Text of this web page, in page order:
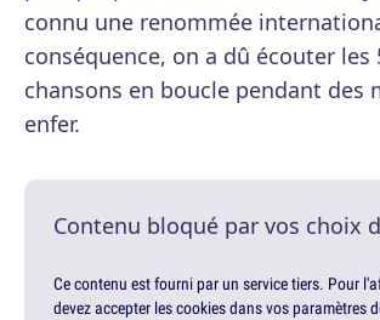
connu une renommée
conséquence, on a dû écouter les
chansons en boucle pendant des
enfer.
Contenu bloqué par vos choix
Ce contenu est fourni par un service tiers. Pour
devez accepter les cookies dans vos paramètres